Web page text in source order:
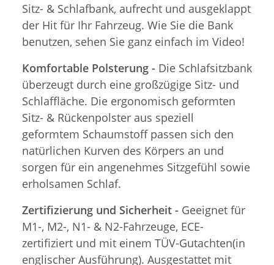
Sitz- & Schlafbank, aufrecht und ausgeklappt
der Hit für Ihr Fahrzeug. Wie Sie die Bank
benutzen, sehen Sie ganz einfach im Video!
Komfortable Polsterung - Die Schlafsitzbank
überzeugt durch eine großzügige Sitz- und
Schlaffläche. Die ergonomisch geformten
Sitz- & Rückenpolster aus speziell
geformtem Schaumstoff passen sich den
natürlichen Kurven des Körpers an und
sorgen für ein angenehmes Sitzgefühl sowie
erholsamen Schlaf.
Zertifizierung und Sicherheit - Geeignet für
M1-, M2-, N1- & N2-Fahrzeuge, ECE-
zertifiziert und mit einem TÜV-Gutachten(in
englischer Ausführung). Ausgestattet mit